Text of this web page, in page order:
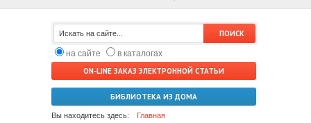
на сайте
в каталогах
ON-LINE ЗАКАЗ ЭЛЕКТРОННОЙ СТАТЬИ
БИБЛИОТЕКА ИЗ ДОМА
Вы находитесь здесь: Главная